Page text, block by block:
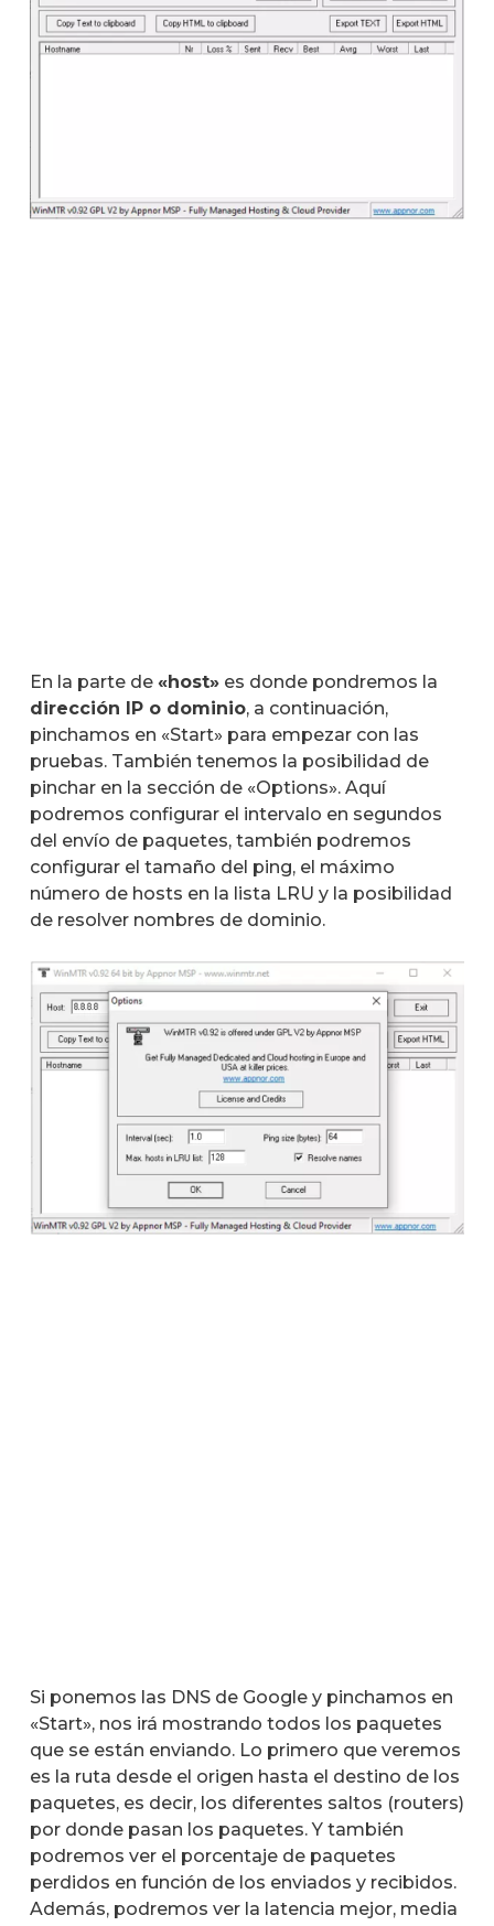
En la parte de «host» es donde pondremos la
dirección IP o dominio, a continuación,
pinchamos en «Start» para empezar con las
pruebas. También tenemos la posibilidad de
pinchar en la sección de «Options». Aquí
podremos configurar el intervalo en segundos
del envío de paquetes, también podremos
configurar el tamaño del ping, el máximo
número de hosts en la lista LRU y la posibilidad
de resolver nombres de dominio.
Si ponemos las DNS de Google y pinchamos en
«Start», nos irá mostrando todos los paquetes
que se están enviando. Lo primero que veremos
es la ruta desde el origen hasta el destino de los
paquetes, es decir, los diferentes saltos (routers)
por donde pasan los paquetes. Y también
podremos ver el porcentaje de paquetes
perdidos en función de los enviados y recibidos.
Además, podremos ver la latencia mejor, media